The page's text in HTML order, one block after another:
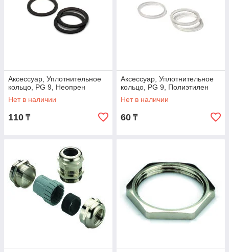
Аксессуар, Уплотнительное
кольцо, PG 9, Неопрен
Нет в наличии
110 ₸
Аксессуар, Уплотнительное
кольцо, PG 9, Полиэтилен
Нет в наличии
60 ₸